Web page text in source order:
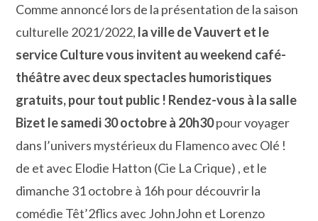
Comme annoncé lors de la présentation de la saison
culturelle 2021/2022, la ville de Vauvert et le
service Culture vous invitent au weekend café-
théâtre avec deux spectacles humoristiques
gratuits, pour tout public ! Rendez-vous à la salle
Bizet le samedi 30 octobre à 20h30pour voyager
dans l’univers mystérieux du Flamenco avec Olé !
de et avec Elodie Hatton (Cie La Crique) , et le
dimanche 31 octobre à 16h pour découvrir la
comédie Têt’2flics avec JohnJohn et Lorenzo